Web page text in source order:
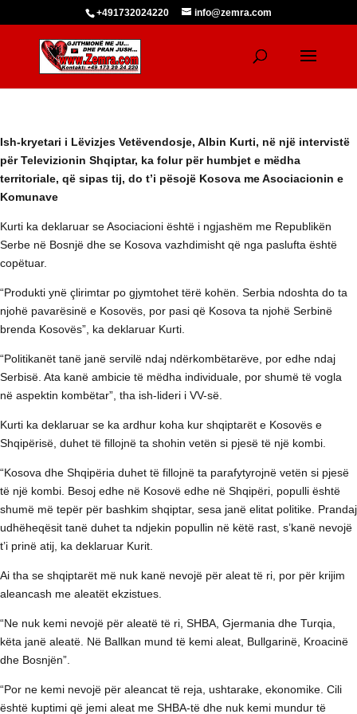
+491732024220 info@zemra.com
Ish-kryetari i Lëvizjes Vetëvendosje, Albin Kurti, në një intervistë
për Televizionin Shqiptar, ka folur për humbjet e mëdha
territoriale, që sipas tij, do t’i pësojë Kosova me Asociacionin e
Komunave
Kurti ka deklaruar se Asociacioni është i ngjashëm me Republikën
Serbe në Bosnjë dhe se Kosova vazhdimisht që nga paslufta është
copëtuar.
“Produkti ynë çlirimtar po gjymtohet tërë kohën. Serbia ndoshta do ta
njohë pavarësinë e Kosovës, por pasi që Kosova ta njohë Serbinë
brenda Kosovës”, ka deklaruar Kurti.
“Politikanët tanë janë servilë ndaj ndërkombëtarëve, por edhe ndaj
Serbisë. Ata kanë ambicie të mëdha individuale, por shumë të vogla
në aspektin kombëtar”, tha ish-lideri i VV-së.
Kurti ka deklaruar se ka ardhur koha kur shqiptarët e Kosovës e
Shqipërisë, duhet të fillojnë ta shohin vetën si pjesë të një kombi.
“Kosova dhe Shqipëria duhet të fillojnë ta parafytyrojnë vetën si pjesë
të një kombi. Besoj edhe në Kosovë edhe në Shqipëri, populli është
shumë më tepër për bashkim shqiptar, sesa janë elitat politike. Prandaj
udhëheqësit tanë duhet ta ndjekin popullin në këtë rast, s’kanë nevojë
t’i prinë atij, ka deklaruar Kurit.
Ai tha se shqiptarët më nuk kanë nevojë për aleat të ri, por për krijim
aleancash me aleatët ekzistues.
“Ne nuk kemi nevojë për aleatë të ri, SHBA, Gjermania dhe Turqia,
këta janë aleatë. Në Ballkan mund të kemi aleat, Bullgarinë, Kroacinë
dhe Bosnjën”.
“Por ne kemi nevojë për aleancat të reja, ushtarake, ekonomike. Cili
është kuptimi që jemi aleat me SHBA-të dhe nuk kemi mundur të